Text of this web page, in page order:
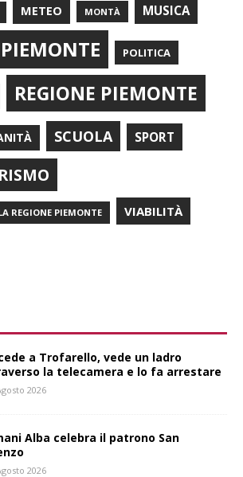
METEO MONTÀ MUSICA
PIEMONTE POLITICA
REGIONE PIEMONTE
SCUOLA SPORT
REGIONE PIEMONTE VIABILITÀ
a Trofarello, vede un ladro
la telecamera e lo fa arrestare
2026
Alba celebra il patrono San
2026